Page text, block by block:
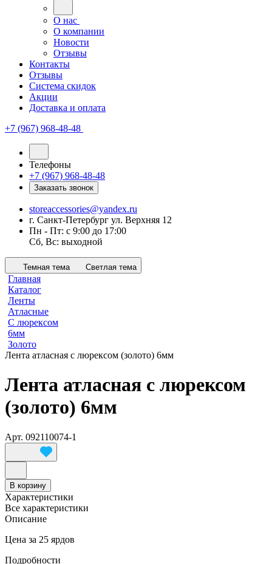
О нас
О компании
Новости
Отзывы
Контакты
Отзывы
Система скидок
Акции
Доставка и оплата
+7 (967) 968-48-48
Телефоны
+7 (967) 968-48-48
Заказать звонок
storeaccessories@yandex.ru
г. Санкт-Петербург ул. Верхняя 12
Пн - Пт: с 9:00 до 17:00
Сб, Вс: выходной
Темная тема Светлая тема
Главная
Каталог
Ленты
Атласные
С люрексом
6мм
Золото
Лента атласная с люрексом (золото) 6мм
Лента атласная с люрексом
(золото) 6мм
Арт. 092110074-1
В корзину
Характеристики
Все характеристики
Описание
Цена за 25 ярдов
Подробности